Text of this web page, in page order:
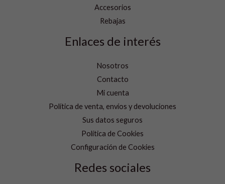
Accesorios
Rebajas
Enlaces de interés
Nosotros
Contacto
Mi cuenta
Política de venta, envíos y devoluciones
Sus datos seguros
Política de Cookies
Configuración de Cookies
Redes sociales